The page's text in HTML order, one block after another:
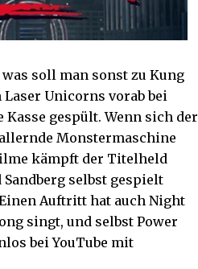
soll man sonst zu Kung
Laser Unicorns vorab bei
Kasse gespült. Wenn sich der
Monstermaschine
kämpft der Titelheld
selbst gespielt
Auftritt hat auch Night
singt, und selbst Power
bei YouTube mit